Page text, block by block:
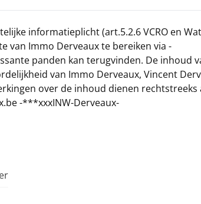
informatieplicht (art.5.2.6 VCRO en
van Immo Derveaux te bereiken via -
panden kan terugvinden. De inhoud
van Immo Derveaux, Vincent
over de inhoud dienen rechtstreeks
-***xxxINW-Derveaux-